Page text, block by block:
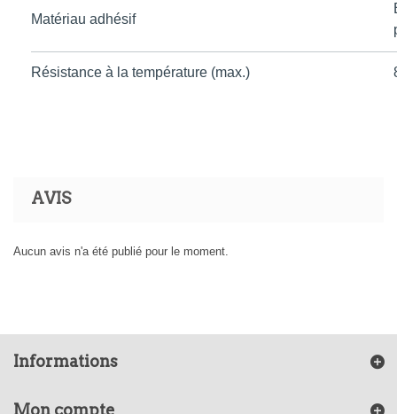
Matériau adhésif
Résistance à la température (max.)
AVIS
Aucun avis n'a été publié pour le moment.
Informations
Mon compte